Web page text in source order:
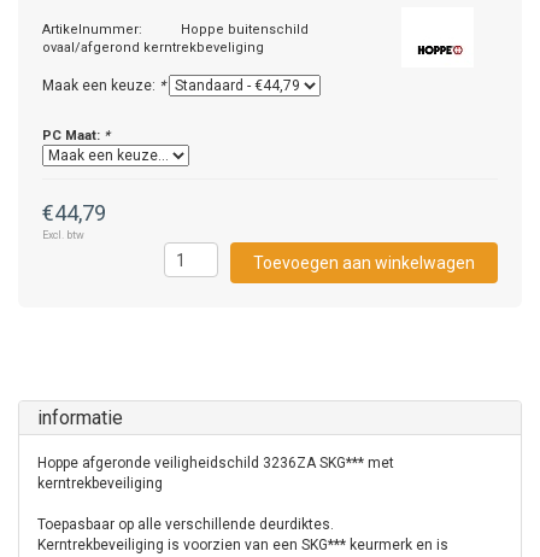
Artikelnummer:
Hoppe buitenschild
ovaal/afgerond kerntrekbeveliging
Maak een keuze: *
PC Maat: *
€44,79
Excl. btw
Toevoegen aan winkelwagen
informatie
Hoppe afgeronde veiligheidschild 3236ZA SKG*** met
kerntrekbeveiliging
Toepasbaar op alle verschillende deurdiktes.
Kerntrekbeveiliging is voorzien van een SKG*** keurmerk en is